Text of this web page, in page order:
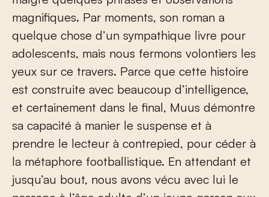
magnifiques. Par moments, son roman a
quelque chose d’un sympathique livre pour
adolescents, mais nous fermons volontiers les
yeux sur ce travers. Parce que cette histoire
est construite avec beaucoup d’intelligence,
et certainement dans le final, Muus démontre
sa capacité à manier le suspense et à
prendre le lecteur à contrepied, pour céder à
la métaphore footballistique. En attendant et
jusqu’au bout, nous avons vécu avec lui le